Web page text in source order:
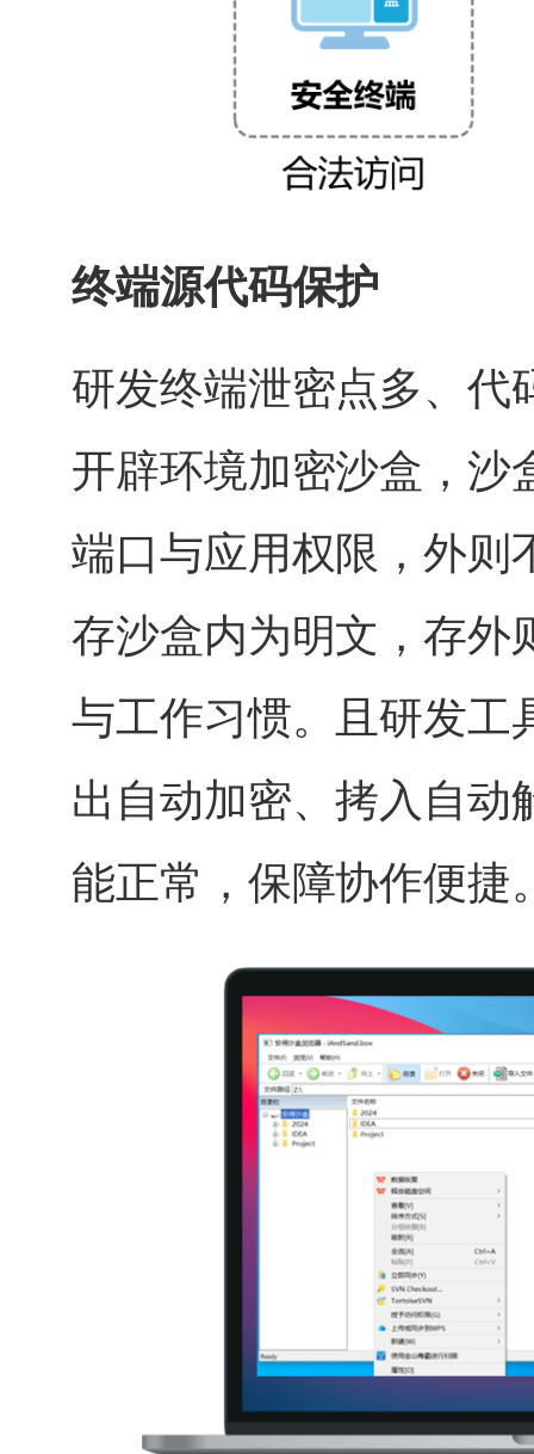
终端源代码保护
研发终端泄密点多、代
开辟环境加密沙盒，沙
端口与应用权限，外则
存沙盒内为明文，存外
与工作习惯。且研发工
出自动加密、拷入自动
能正常，保障协作便捷